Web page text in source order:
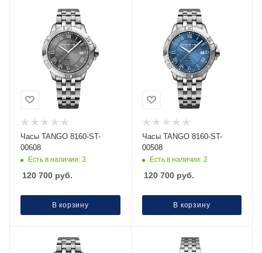
Часы TANGO 8160-ST-
00608
Есть в наличии: 3
120 700 руб.
В корзину
Часы TANGO 8160-ST-
00508
Есть в наличии: 2
120 700руб.
В корзину